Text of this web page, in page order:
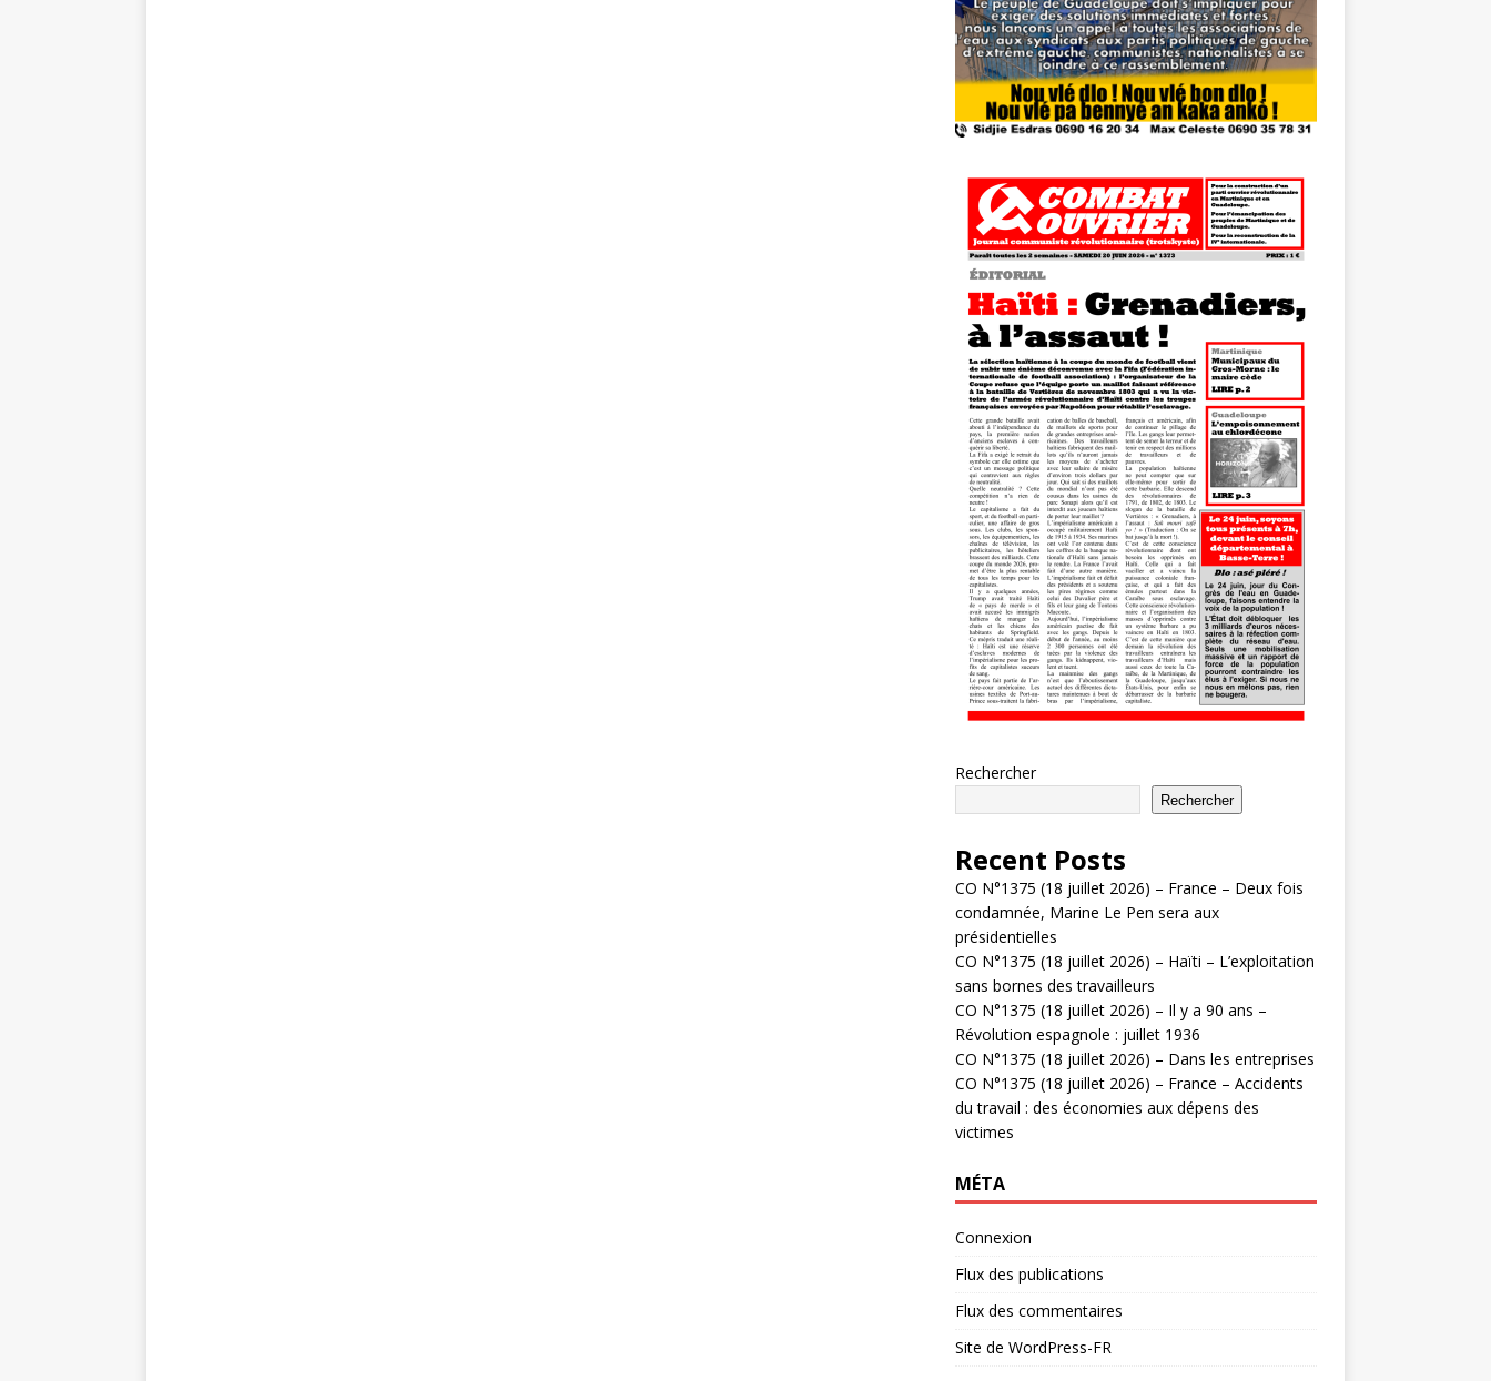
Rechercher
Rechercher
Recent Posts
CO N°1375 (18 juillet 2026) – France – Deux fois
condamnée, Marine Le Pen sera aux
présidentielles
CO N°1375 (18 juillet 2026) – Haïti – L’exploitation
sans bornes des travailleurs
CO N°1375 (18 juillet 2026) – Il y a 90 ans –
Révolution espagnole : juillet 1936
CO N°1375 (18 juillet 2026) – Dans les entreprises
CO N°1375 (18 juillet 2026) – France – Accidents
du travail : des économies aux dépens des
victimes
MÉTA
Connexion
Flux des publications
Flux des commentaires
Site de WordPress-FR